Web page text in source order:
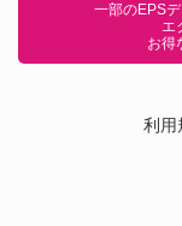
一部のEPS
エ
お得
利用